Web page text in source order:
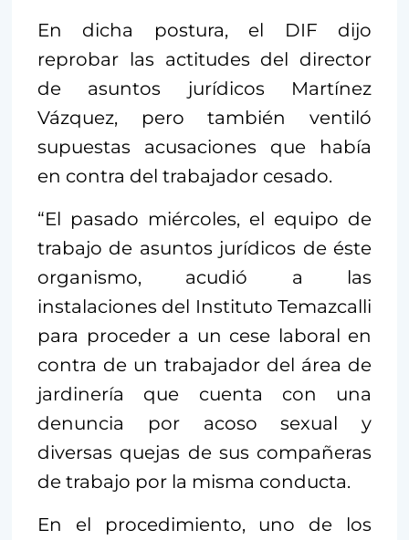
En dicha postura, el DIF dijo
reprobar las actitudes del director
de asuntos jurídicos Martínez
Vázquez, pero también ventiló
supuestas acusaciones que había
en contra del trabajador cesado.
“El pasado miércoles, el equipo de
trabajo de asuntos jurídicos de éste
organismo, acudió a las
instalaciones del Instituto Temazcalli
para proceder a un cese laboral en
contra de un trabajador del área de
jardinería que cuenta con una
denuncia por acoso sexual y
diversas quejas de sus compañeras
de trabajo por la misma conducta.
En el procedimiento, uno de los